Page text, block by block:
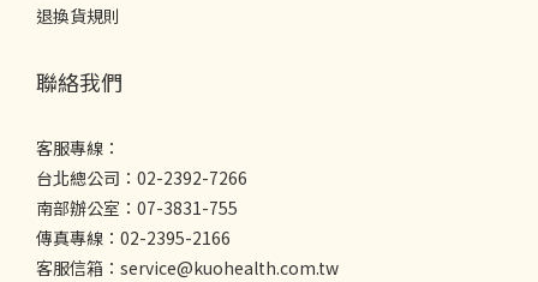
退換貨規則
聯絡我們
客服專線：
台北總公司：02-2392-7266
南部辦公室：07-3831-755
傳真專線：02-2395-2166
客服信箱：service@kuohealth.com.tw